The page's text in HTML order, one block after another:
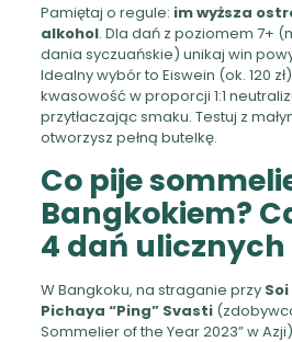
Pamiętaj o regule: im wyższa
alkohol. Dla dań z poziomem 7+
dania syczuańskie) unikaj win
Idealny wybór to Eiswein (ok. 120
kwasowość w proporcji 1:1
przytłaczając smaku. Testuj z
otworzysz pełną butelkę.
Co pije
Bangkokiem?
4 dań ulicznych
W Bangkoku, na straganie przy Soi
Pichaya “Ping” Svasti
Sommelier of the Year 2023” w